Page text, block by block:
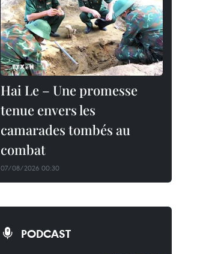
Hai Le – Une promesse
tenue envers les
camarades tombés au
combat
07/08/2026 00:30
PODCAST